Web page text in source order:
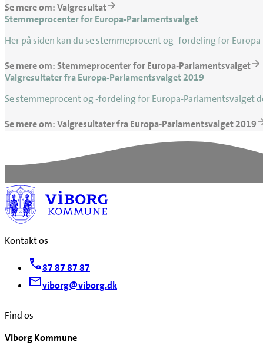
Se mere om: Valgresultat
Stemmeprocenter for Europa-Parlamentsvalget
Her på siden kan du se stemmeprocent og -fordeling for
Se mere om: Stemmeprocenter for Europa-Parlamentsvalget
Valgresultater fra Europa-Parlamentsvalget 2019
Se stemmeprocent og -fordeling for Europa-Parlamentsvalget
Se mere om: Valgresultater fra Europa-Parlamentsvalget 2019
Kontakt os
87 87 87 87
viborg@viborg.dk
Find os
Viborg Kommune